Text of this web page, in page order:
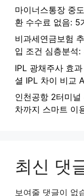
마이너스통장 중
환 수수료 없음: 5
비과세연금보험
입 조건 심층분석
IPL 광채주사 효
셜 IPL 차이 비교
인천공항 2터미
차까지 스마트 이
최신 댓
보여줄 댓글이 없